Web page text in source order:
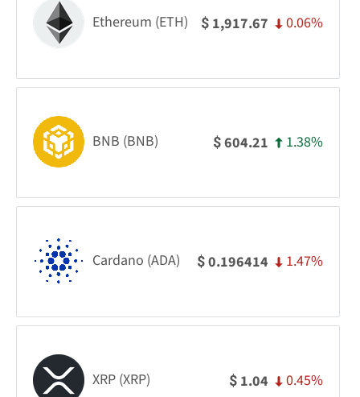
Ethereum (ETH) $ 1,917.67 0.06%
BNB (BNB) $604.21 1.38%
Cardano (ADA) $0.196414 1.47%
XRP (XRP) $ 1.04 0.45%